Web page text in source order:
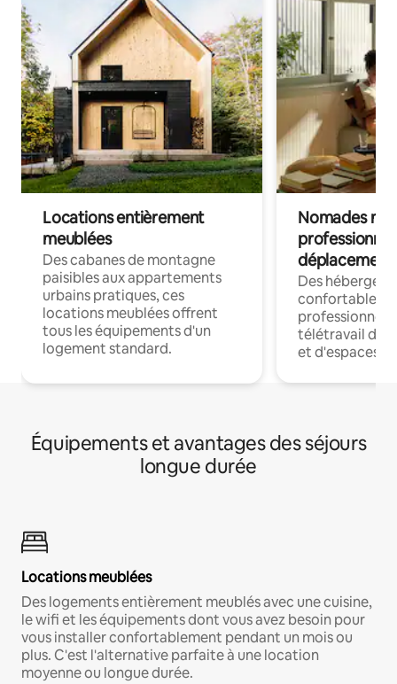
Locations entièrement
meublées
Des cabanes de montagne
paisibles aux appartements
urbains pratiques, ces
locations meublées offrent
tous les équipements d'un
logement standard.
Nomades
déplacement
Des
confortables
professionnels
télétravail
et d'espaces
Équipements et avantages des séjours
longue durée
Locations meublées
Des logements entièrement meublés avec une cuisine,
le wifi et les équipements dont vous avez besoin pour
vous installer confortablement pendant un mois ou
plus. C'est l'alternative parfaite à une location
moyenne ou longue durée.